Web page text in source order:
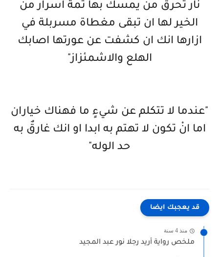
نار تحرق من يمسك بها ثمة اسرار من
الخير لها ان تبقى مغطاة مسربلة في
ازارها انك ان كشفت عن عورتها اصابك
الهلع والاشمئزاز"
"عندما لا تتكلم عن شيءٍ ما فهناك خياران
اما انْ تكون لا تهتم به ابدا او انك غارقٌ به
حد الوله"
قد يعجبك ايضا
منذ 4 سنة
ملخص رواية أريد رجلا نور عبد المجيد